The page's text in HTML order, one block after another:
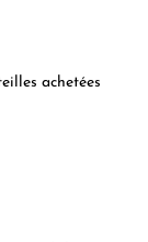
achetées